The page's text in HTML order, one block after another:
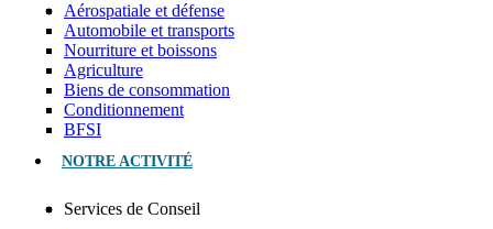
Aérospatiale et défense
Automobile et transports
Nourriture et boissons
Agriculture
Biens de consommation
Conditionnement
BFSI
NOTRE ACTIVITÉ
Services de Conseil